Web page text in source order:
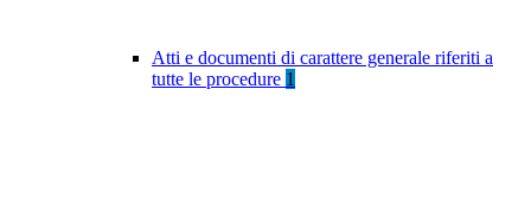
Atti e documenti di carattere generale riferiti a
tutte le procedure 1